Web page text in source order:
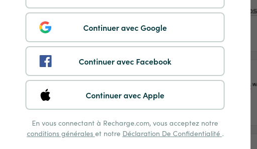
Continuer avec Google
Continuer avec Facebook
Continuer avec Apple
En vous connectant à Recharge.com, vous acceptez notre
conditions générales et notre Déclaration De Confidentialité .
Multibanco
Pay by Phone